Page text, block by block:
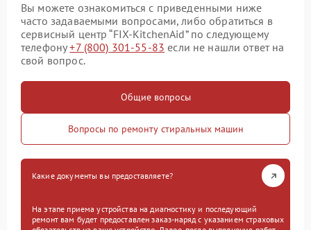
Вы можете ознакомиться с приведенными ниже
часто задаваемыми вопросами, либо обратиться в
сервисный центр “FIX-KitchenAid” по следующему
телефону+7 (800) 301-55-83 если не нашли ответ на
свой вопрос.
Общие вопросы
Вопросы по ремонту стиральных машин
Какие документы вы предоставляете?
На этапе приема устройства на диагностику и последующий
ремонт вам будет предоставлен заказ-наряд с указанием страховых